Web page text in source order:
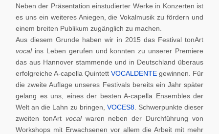
Neben der Präsentation einstudierter Werke in Konzerten ist
es uns ein weiteres Aniegen, die Vokalmusik zu fördern und
einem breiten Publikum zugänglich zu machen.
Aus diesem Grunde haben wir in 2015 das Festival tonArt
vocal ins Leben gerufen und konnten zu unserer Premiere
das aus Hannover stammende und in Deutschland überaus
erfolgreiche A-capella Quintett VOCALDENTE gewinnen. Für
die zweite Auflage unseres Festivals bereits ein Jahr später
gelang es uns, eines der besten A-capella Ensembles der
Welt an die Lahn zu bringen, VOCES8. Schwerpunkte dieser
zweiten tonArt vocalwaren neben der Durchführung von
Workshops mit Erwachsenen vor allem die Arbeit mit mehr